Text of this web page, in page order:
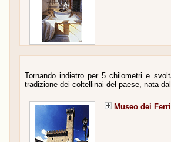
Tornando indietro per 5 chilometri e
tradizione dei coltellinai del paese, nata
Museo dei